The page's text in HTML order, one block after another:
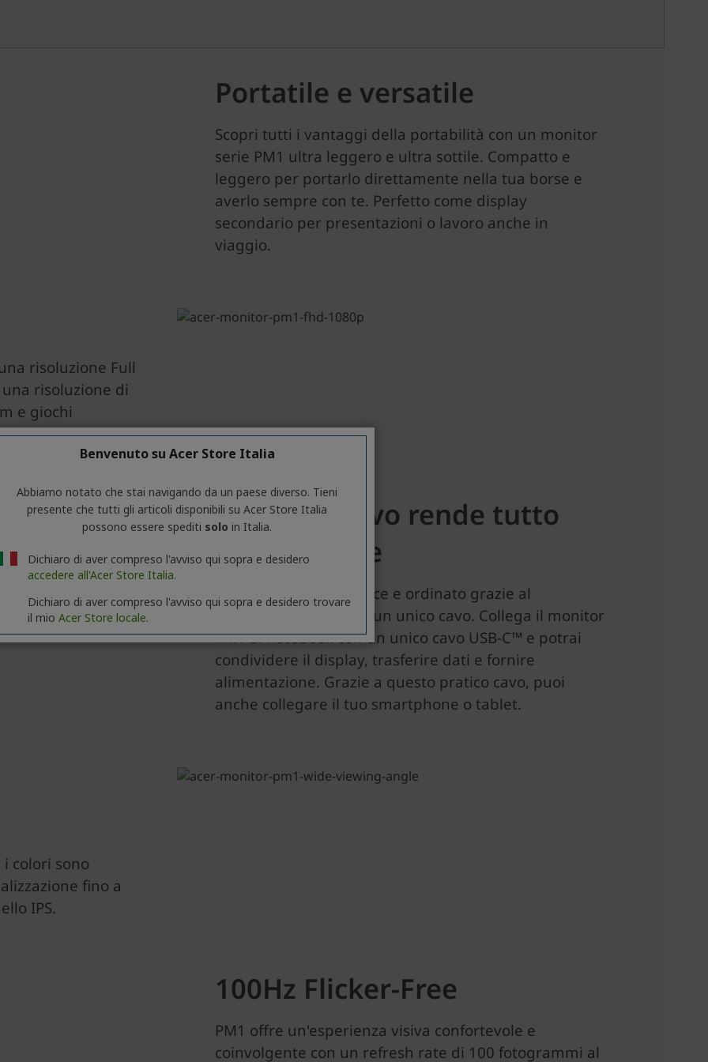
Benvenuto su Acer Store Italia
Abbiamo notato che stai navigando da un paese diverso. Tieni
presente che tutti gli articoli disponibili su Acer Store Italia
possono essere spediti solo in Italia.
Dichiaro di aver compreso l'avviso qui sopra e desidero
accedere all'Acer Store Italia.
Dichiaro di aver compreso l'avviso qui sopra e desidero trovare
il mio Acer Store locale.